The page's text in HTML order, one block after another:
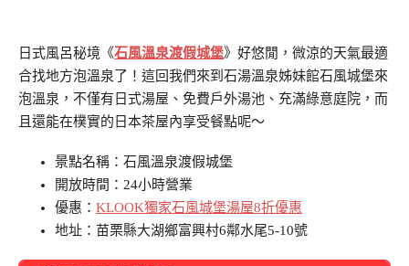
日式風呂秘境《石風溫泉渡假城堡》好悠閒，微涼的天氣最適
合找地方泡溫泉了！這回我們來到石湯溫泉姊妹館石風城堡來
泡溫泉，不僅有日式湯屋、免費戶外湯池、充滿綠意庭院，而
且還能在樸實的日本茶屋內享受餐點呢～
景點名稱：石風溫泉渡假城堡
開放時間：24小時營業
優惠： KLOOK獨家石風城堡湯屋8折優惠
地址：苗栗縣大湖鄉富興村6鄰水尾5-10號